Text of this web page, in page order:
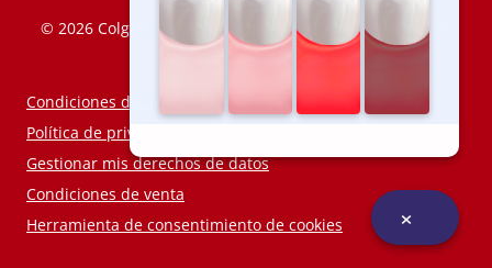
© 2026 Colgate-Palmolive Company. Todos los derechos
reservados.
Condiciones de uso
Política de privacidad
Gestionar mis derechos de datos
Condiciones de venta
Herramienta de consentimiento de cookies